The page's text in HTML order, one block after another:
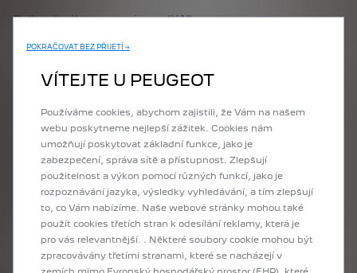
Celkový výkon motorizace (kW)
Zdvihový objem (ccm)
Točivý moment (Nm)
Max. rychlost (km/h)
Zrychlení z 0-100 km/h (s)
POKRAČOVAT BEZ PŘIJETÍ →
VÍTEJTE U PEUGEOT
Používáme cookies, abychom zajistili, že Vám na našem
webu poskytneme nejlepší zážitek. Cookies nám
umožňují poskytovat základní funkce, jako je
zabezpečení, správa sítě a přístupnost. Zlepšují
použitelnost a výkon pomocí různých funkcí, jako je
rozpoznávání jazyka, výsledky vyhledávání, a tím zlepšují
to, co Vám nabízíme. Naše webové stránky mohou také
použít cookies třetích stran k odesílání reklamy, která je
pro vás relevantnější. . Některé soubory cookie mohou být
zpracovávány třetími stranami, které se nacházejí v